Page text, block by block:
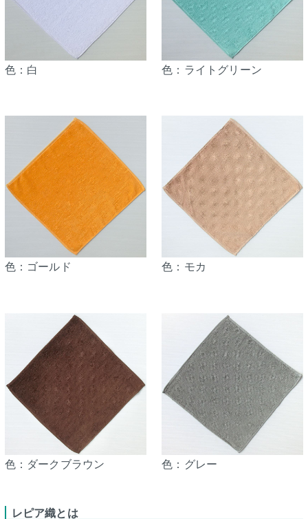
色：白 色：ライトグリーン
色：ゴールド 色：モカ
色：ダークブラウン 色：グレー
レピア織とは